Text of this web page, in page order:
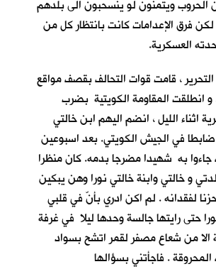
الحروب ويتمنون لو ينسحبون الى بلدهم
فرق الإعدامات كانت بانتظار كل من
العسكرية.
، قامت قوات التحالف بقصف مواقع
و انطلقت المقاومة الكويتية بضرب
اثناء الليل ، انضم اليهم ابن خالتي
ضابطا في الجيش الكويتي. بعد اسبوعين
جاءوا به شهيدا مضرجا بدمه. كان منظرا
و خالتي وابنة خالتي نورا وهن يبكين
لفقدانه . لم اكن ادري بأنّ في قلبي
حتى رايتها جالسة وحدها ليلا في غرفة
الا من شعاع مصفر لقمر اتشح بسواد
. فاجأتني بسؤالها